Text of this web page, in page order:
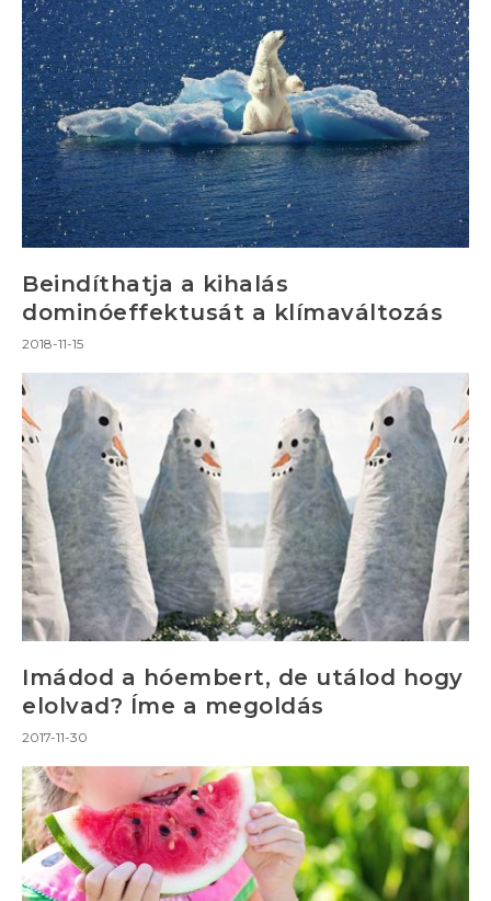
Beindíthatja a kihalás
dominóeffektusát a klímaváltozás
2018-11-15
Imádod a hóembert, de utálod hogy
elolvad? Íme a megoldás
2017-11-30